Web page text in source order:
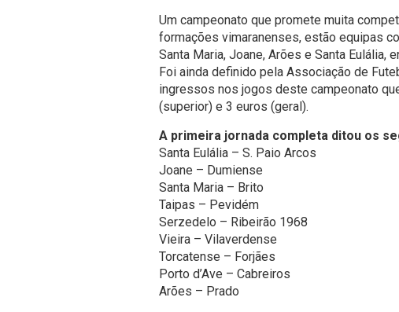
Um campeonato que promete muita
formações vimaranenses, estão equipas
Santa Maria, Joane, Arões e Santa Eulália,
Foi ainda definido pela Associação de
ingressos nos jogos deste campeonato
(superior) e 3 euros (geral).
A primeira jornada completa ditou os
Santa Eulália – S. Paio Arcos
Joane – Dumiense
Santa Maria – Brito
Taipas – Pevidém
Serzedelo – Ribeirão 1968
Vieira – Vilaverdense
Torcatense – Forjães
Porto d’Ave – Cabreiros
Arões – Prado